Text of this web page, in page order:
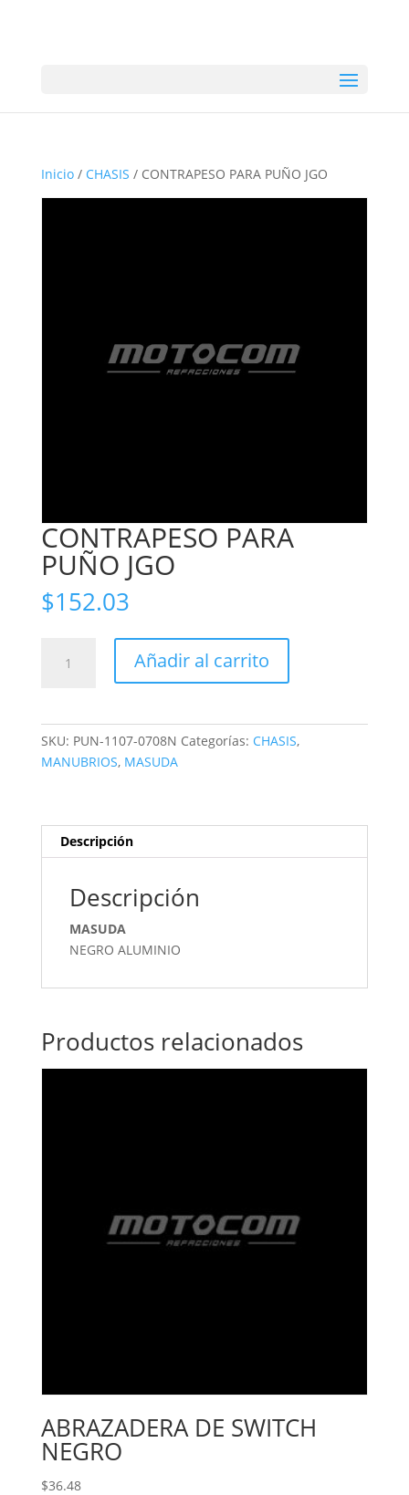
Inicio/ CHASIS / CONTRAPESO PARA PUÑO JGO
CONTRAPESO PARA
PUÑO JGO
$152.03
PARA
Añadir al carrito
SKU: PUN-1107-0708N Categorías: CHASIS,
MANUBRIOS, MASUDA
Descripción
Descripción
MASUDA
NEGRO ALUMINIO
Productos relacionados
ABRAZADERA DE SWITCH
NEGRO
$36.48